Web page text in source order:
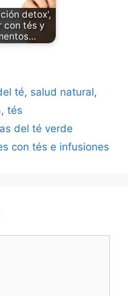
detox',
con tés y
té, salud natural,
, tés
del té verde
con tés e infusiones